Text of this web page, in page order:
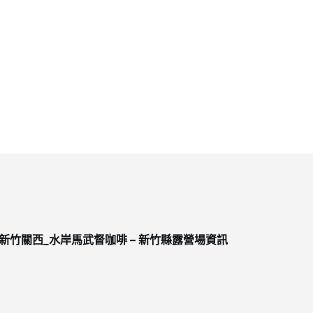
竹關西_水岸馬武督咖啡 – 新竹縣露營場資訊